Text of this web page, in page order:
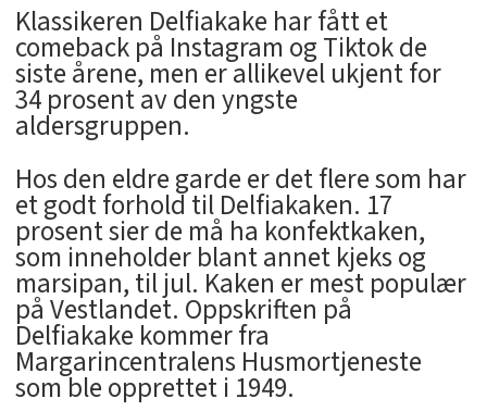
Klassikeren Delfiakake har fått et
comeback på Instagram og Tiktok de
siste årene, men er allikevel ukjent for
34 prosent av den yngste
aldersgruppen.
Hos den eldre garde er det flere som har
et godt forhold til Delfiakaken. 17
prosent sier de må ha konfektkaken,
som inneholder blant annet kjeks og
marsipan, til jul. Kaken er mest populær
på Vestlandet. Oppskriften på
Delfiakake kommer fra
Margarincentralens Husmortjeneste
som ble opprettet i 1949.